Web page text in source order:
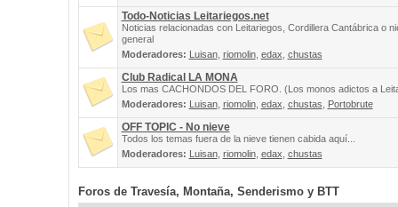
Todo-Noticias Leitariegos.net
Noticias relacionadas con Leitariegos, Cordillera Cantábrica o
general
Moderadores: Luisan, riomolin, edax chustas
Club Radical LA MONA
Los mas CACHONDOS DEL FORO. (Los monos adictos a
Moderadores: Luisan, riomolin, edax chustas Portobrute
OFF TOPIC - No nieve
Todos los temas fuera de la nieve tienen cabida aquí...
Moderadores: Luisan, riomolin, edax chustas
Foros de Travesía, Montaña, Senderismo y BTT